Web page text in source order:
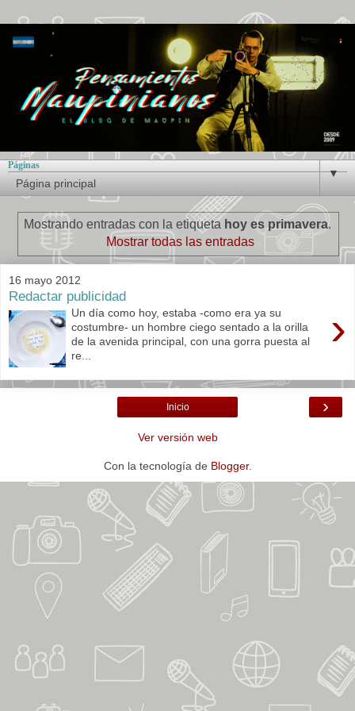
Páginas
▼
Mostrando entradas con la etiqueta hoy es primavera.
Mostrar todas las entradas
16 mayo 2012
Redactar publicidad
›
Un día como hoy, estaba -como era ya su
costumbre- un hombre ciego sentado a la orilla
de la avenida principal, con una gorra puesta al
re...
›
Inicio
Ver versión web
Con la tecnología de Blogger.